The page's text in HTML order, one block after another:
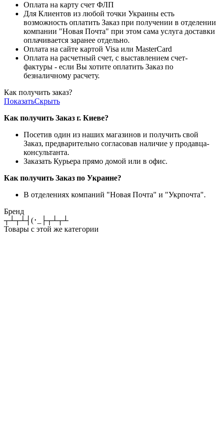
Оплата на карту счет ФЛП
Для Клиентов из любой точки Украины есть
возможность оплатить Заказ при получении в отделении
компании "Новая Почта" при этом сама услуга доставки
оплачивается заранее отдельно.
Оплата на сайте картой Visa или MasterCard
Оплата на расчетный счет, с выставлением счет-
фактуры - если Вы хотите оплатить Заказ по
безналичному расчету.
Как получить заказ?
ПоказатьСкрыть
Как получить Заказ г. Киеве?
Посетив один из наших магазинов и получить свой
Заказ, предварительно согласовав наличие у продавца-
консультанта.
Заказать Курьера прямо домой или в офис.
Как получить Заказ по Украине?
В отделениях компаний "Новая Почта" и "Укрпочта".
Бренд
┬┴┬┴┤(･_├┬┴┬┴
Товары с этой же категории